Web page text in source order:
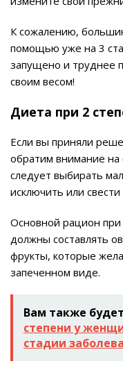
К сожалению,
помощью уже на 3
запущено и труднее
своим весом!
Диета при 2
Если вы приняли
обратим внимание
следует выбирать
исключить или
Основной рацион
должны составлять
фрукты, которые
запеченном виде.
Вам также
степени у
стадии